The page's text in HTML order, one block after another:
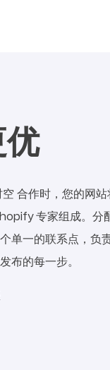
优
合作时，您的网
专家组成。分
单一的联系点，负
布的每一步。